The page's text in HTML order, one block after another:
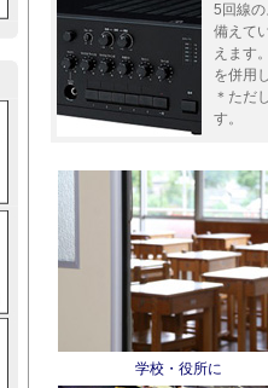
5回線
備えて
えます
を併用
＊ただ
す。
学校・役所に